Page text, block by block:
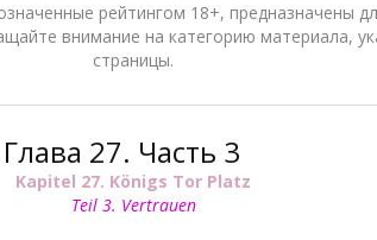
рейтингом 18+, предназначены
внимание на категорию материала,
страницы.
27. Часть 3
Kapitel 27. Königs Tor Platz
Teil 3. Vertrauen